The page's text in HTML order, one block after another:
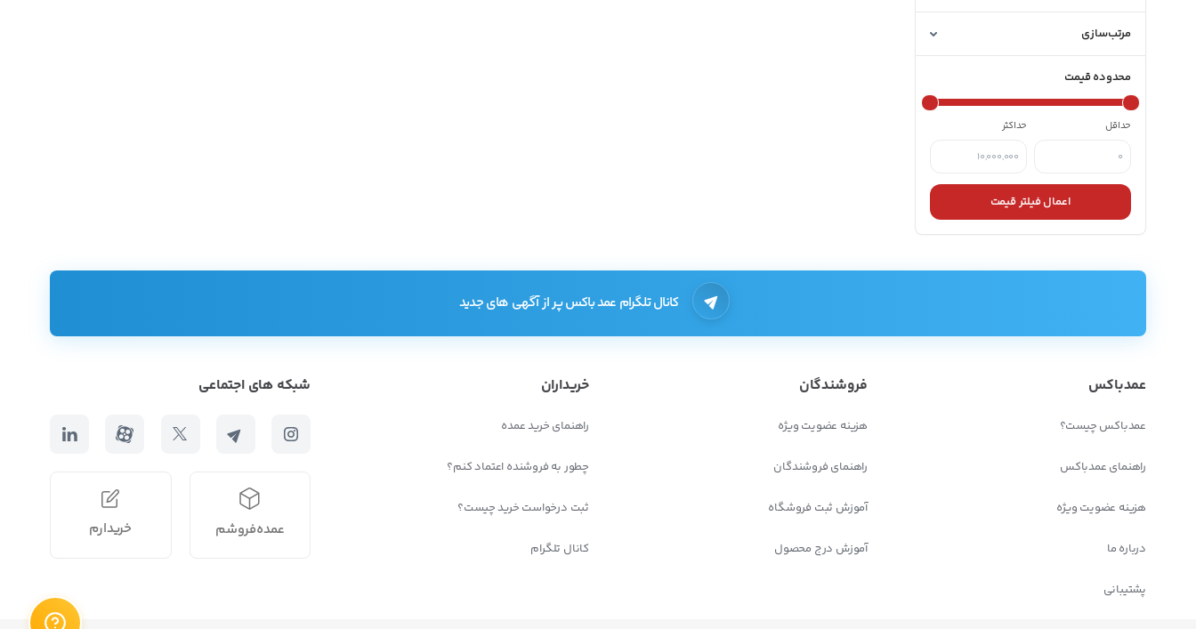
مرتب‌سازی
محدوده قیمت
حداقل حداکثر
اعمال فیلتر قیمت
کانال تلگرام عمد باکس پر از آگهی های جدید
عمدباکس
عمدباکس چیست؟
راهنمای عمدباکس
هزینه عضویت ویژه
درباره ما
پشتیبانی
فروشندگان
هزینه عضویت ویژه
راهنمای فروشندگان
آموزش ثبت فروشگاه
آموزش درج محصول
خریداران
راهنمای خرید عمده
چطور به فروشنده اعتماد کنم؟
ثبت درخواست خرید چیست؟
کانال تلگرام
شبکه های اجتماعی
عمده‌فروشم خریدارم